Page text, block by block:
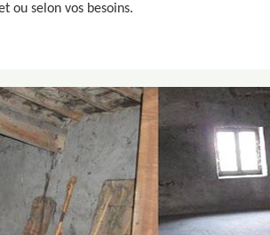
ou selon vos besoins.